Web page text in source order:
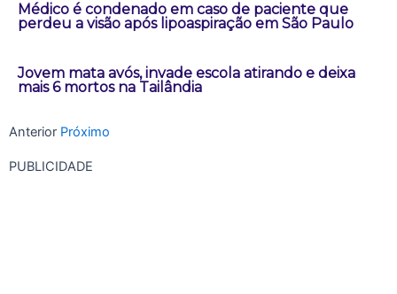
Médico é condenado em caso de paciente que
perdeu a visão após lipoaspiração em São Paulo
Jovem mata avós, invade escola atirando e deixa
mais 6 mortos na Tailândia
Anterior Próximo
PUBLICIDADE